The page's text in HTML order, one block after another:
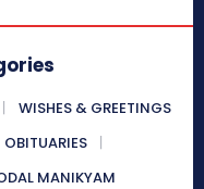
WISHES & GREETINGS
OBITUARIES
MANIKYAM